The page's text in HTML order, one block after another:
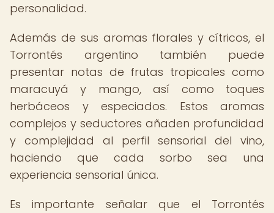
personalidad.
Además de sus aromas florales y cítricos, el
Torrontés argentino también puede
presentar notas de frutas tropicales como
maracuyá y mango, así como toques
herbáceos y especiados. Estos aromas
complejos y seductores añaden profundidad
y complejidad al perfil sensorial del vino,
haciendo que cada sorbo sea una
experiencia sensorial única.
Es importante señalar que el Torrontés